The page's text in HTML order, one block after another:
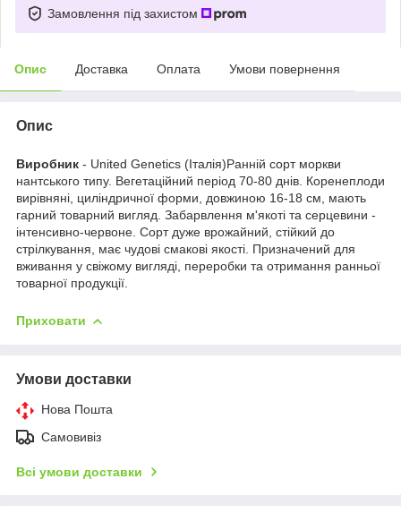
Замовлення під захистом
Опис Доставка Оплата Умови повернення
Опис
Виробник - United Genetics (Італія)Ранній сорт моркви
нантського типу. Вегетаційний період 70-80 днів. Коренеплоди
вирівняні, циліндричної форми, довжиною 16-18 см, мають
гарний товарний вигляд. Забарвлення м'якоті та серцевини -
інтенсивно-червоне. Сорт дуже врожайний, стійкий до
стрілкування, має чудові смакові якості. Призначений для
вживання у свіжому вигляді, переробки та отримання ранньої
товарної продукції.
Приховати
Умови доставки
Нова Пошта
Самовивіз
Всі умови доставки